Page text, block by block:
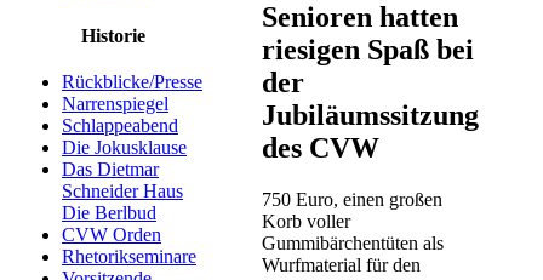
Historie
Rückblicke/Presse
Narrenspiegel
Schlappeabend
Die Jokusklause
Das Dietmar
Schneider Haus
Die Berlbud
CVW Orden
Rhetorikseminare
Senioren hatten
riesigen Spaß bei
der
Jubiläumssitzung
des CVW
750 Euro, einen großen
Korb voller
Gummibärchentüten als
Wurfmaterial für den